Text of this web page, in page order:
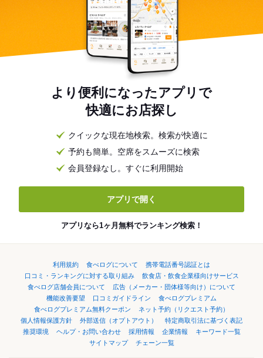
より便利になったアプリで
快適にお店探し
クイックな現在地検索。検索が快適に
予約も簡単。空席をスムーズに検索
会員登録なし。すぐに利用開始
アプリで開く
アプリなら1ヶ月無料でランキング検索！
利用規約 食べログについて
携帯電話番号認証とは
口コミ・ランキングに対する取り組み
飲食店・飲食企業様向けサービス
食べログ店舗会員について
広告（メーカー・団体様等向け）について
機能改善要望
口コミガイドライン
食べログプレミアム
食べログプレミアム無料クーポン
ネット予約（リクエスト予約）
個人情報保護方針
外部送信（オプトアウト）
特定商取引法に基づく表記
推奨環境
ヘルプ・お問い合わせ 採用情報 企業情報
キーワード一覧
サイトマップ
チェーン一覧